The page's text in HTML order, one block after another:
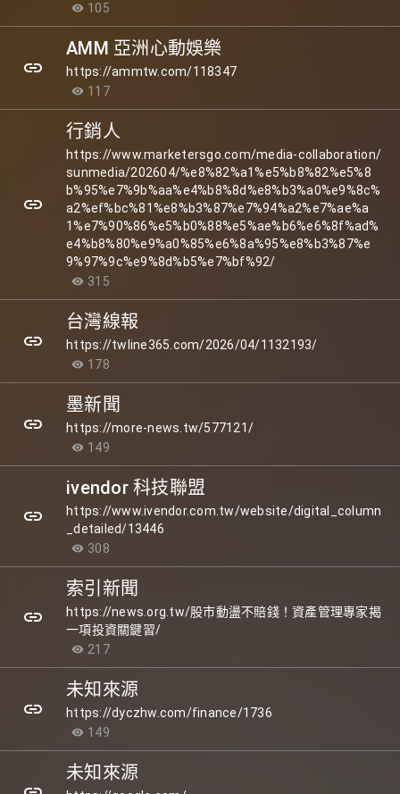
visibility 105
link
AMM 亞洲心動娛樂
https://ammtw.com/118347
visibility 117
link
行銷人
https://www.marketersgo.com/media-collaboration/
sunmedia/202604/%e8%82%a1%e5%b8%82%e5%8
b%95%e7%9b%aa%e4%b8%8d%e8%b3%a0%e9%8c%
a2%ef%bc%81%e8%b3%87%e7%94%a2%e7%ae%a
1%e7%90%86%e5%b0%88%e5%ae%b6%e6%8f%ad%
e4%b8%80%e9%a0%85%e6%8a%95%e8%b3%87%e
9%97%9c%e9%8d%b5%e7%bf%92/
visibility 315
link
台灣線報
https://twline365.com/2026/04/1132193/
visibility 178
link
墨新聞
https://more-news.tw/577121/
visibility 149
link
ivendor 科技聯盟
https://www.ivendor.com.tw/website/digital_column
_detailed/13446
visibility 308
link
索引新聞
https://news.org.tw/股市動盪不賠錢！資產管理專家揭
一項投資關鍵習/
visibility 217
link
未知來源
https://dyczhw.com/finance/1736
visibility 149
未知來源